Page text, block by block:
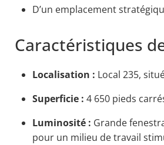
D’un emplacement
Caractéristiques
Localisation : Local 235,
Superficie : 4 650 pieds
Luminosité : Grande
pour un milieu de travail